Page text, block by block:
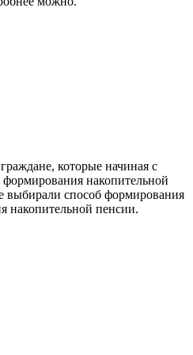
которые начиная с
формирования накопительной
выбирали способ формирования
накопительной пенсии.